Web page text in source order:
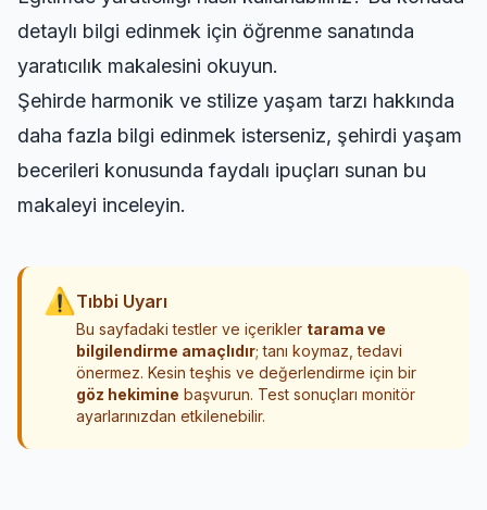
detaylı bilgi edinmek için öğrenme sanatında
yaratıcılık makalesini okuyun.
Şehirde harmonik ve stilize yaşam tarzı hakkında
daha fazla bilgi edinmek isterseniz, şehirdi yaşam
becerileri konusunda faydalı ipuçları sunan bu
makaleyi inceleyin.
⚠ Tıbbi Uyarı
Bu sayfadaki testler ve içerikler tarama ve
bilgilendirme amaçlıdır; tanı koymaz, tedavi
önermez. Kesin teşhis ve değerlendirme için bir
göz hekimine başvurun. Test sonuçları monitör
ayarlarınızdan etkilenebilir.